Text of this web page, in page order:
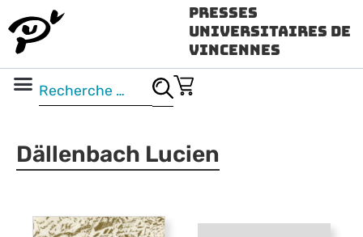
Presses
Universitaires de
Vincennes
Dällenbach Lucien